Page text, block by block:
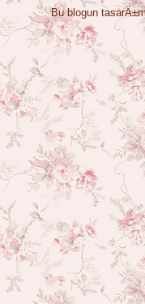
Bu blogun